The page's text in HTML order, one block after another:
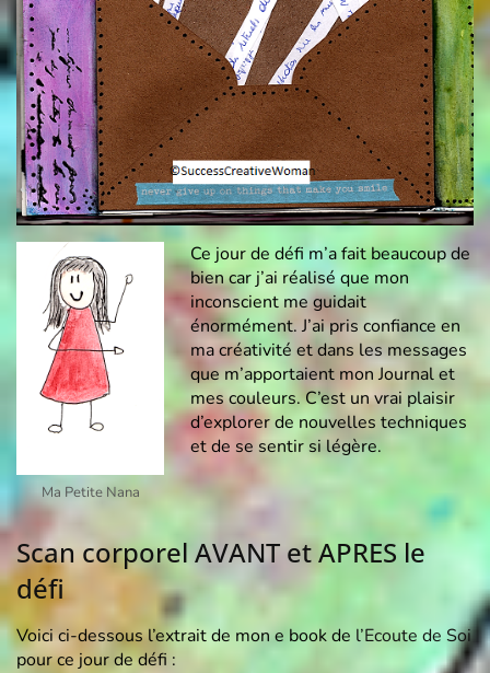
Ma Petite Nana
Ce jour de défi m’a fait beaucoup de
bien car j’ai réalisé que mon
inconscient me guidait
énormément. J’ai pris confiance en
ma créativité et dans les messages
que m’apportaient mon Journal et
mes couleurs. C’est un vrai plaisir
d’explorer de nouvelles techniques
et de se sentir si légère.
Scan corporel AVANT et APRES le
défi
Voici ci-dessous l’extrait de mon e book de l’Ecoute de Soi
pour ce jour de défi :